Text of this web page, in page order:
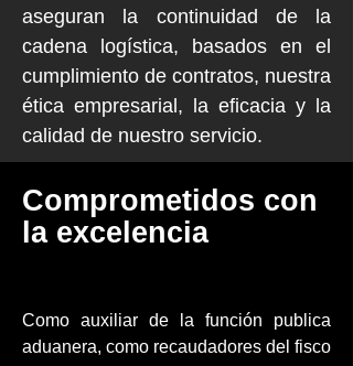
aseguran la continuidad de la
cadena logística, basados en el
cumplimiento de contratos, nuestra
ética empresarial, la eficacia y la
calidad de nuestro servicio.
Comprometidos con
la excelencia
Como auxiliar de la función publica
aduanera, como recaudadores del fisco